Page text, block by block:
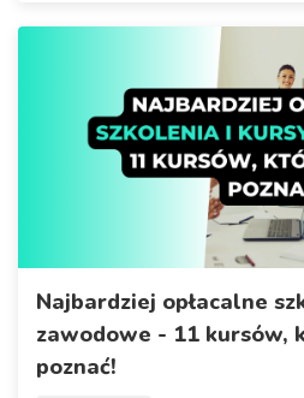
Najbardziej opłacalne
zawodowe - 11 kursów,
poznać!